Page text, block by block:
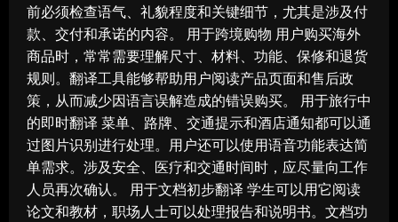
前必须检查语气、礼貌程度和关键细节，尤其是涉及付
款、交付和承诺的内容。 用于跨境购物 用户购买海外
商品时，常常需要理解尺寸、材料、功能、保修和退货
规则。翻译工具能够帮助用户阅读产品页面和售后政
策，从而减少因语言误解造成的错误购买。 用于旅行中
的即时翻译 菜单、路牌、交通提示和酒店通知都可以通
过图片识别进行处理。用户还可以使用语音功能表达简
单需求。涉及安全、医疗和交通时间时，应尽量向工作
人员再次确认。 用于文档初步翻译 学生可以用它阅读
论文和教材，职场人士可以处理报告和说明书。文档功